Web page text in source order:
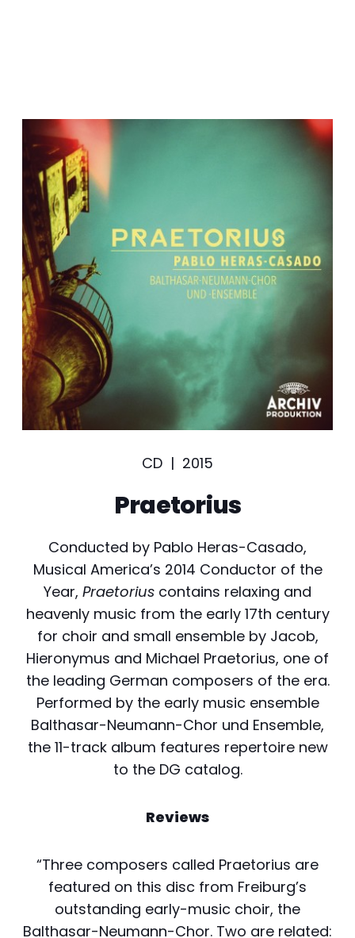
CD | 2015
Praetorius
Conducted by Pablo Heras-Casado,
Musical America’s 2014 Conductor of the
Year, Praetorius contains relaxing and
heavenly music from the early 17th century
for choir and small ensemble by Jacob,
Hieronymus and Michael Praetorius, one of
the leading German composers of the era.
Performed by the early music ensemble
Balthasar-Neumann-Chor und Ensemble,
the 11-track album features repertoire new
to the DG catalog.
Reviews
“Three composers called Praetorius are
featured on this disc from Freiburg’s
outstanding early-music choir, the
Balthasar-Neumann-Chor. Two are related: